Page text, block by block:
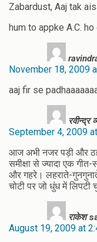
Zabardust, Aaj tak
hum to appke A.C. ho
November 18, 2009
aaj fir se
रवीन्द्र
September 4, 2009
आज अभी नजर पड़ी और
समीक्षा से ज्यादा एक
और गहरे। लहराते-
चोटी पर जो धुंध में लिपटी
राकेश
August 19, 2009 at